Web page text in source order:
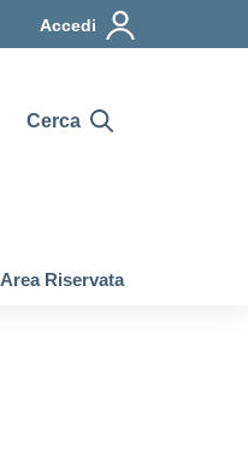
Accedi
Cerca
Area Riservata